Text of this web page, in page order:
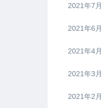
2021年7月
2021年6月
2021年4月
2021年3月
2021年2月